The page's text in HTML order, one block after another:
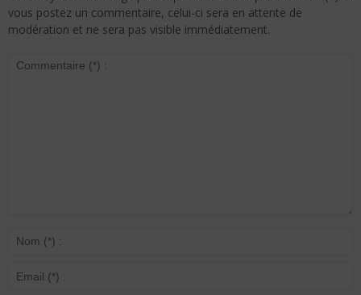
vous postez un commentaire, celui-ci sera en attente de
modération et ne sera pas visible immédiatement.